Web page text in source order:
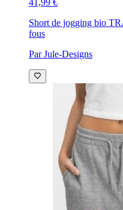
41,99 €
Short de jogging bio
fous
Par Jule-Designs